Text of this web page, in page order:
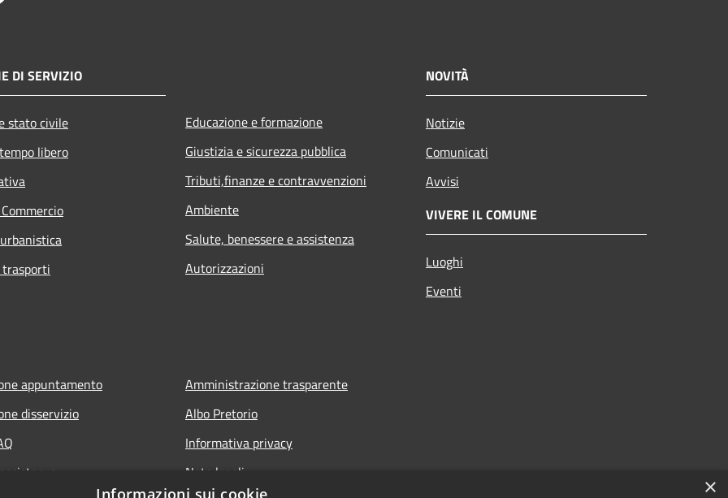
DI SERVIZIO
stato civile
libero
Educazione e formazione
Giustizia e sicurezza pubblica
Tributi,finanze e contravvenzioni
Ambiente
Salute, benessere e assistenza
Autorizzazioni
NOVITÀ
Notizie
Comunicati
Avvisi
VIVERE IL COMUNE
Luoghi
Eventi
appuntamento
disservizio
Amministrazione trasparente
Albo Pretorio
Informativa privacy
Note legali
×
Informazioni sui cookie